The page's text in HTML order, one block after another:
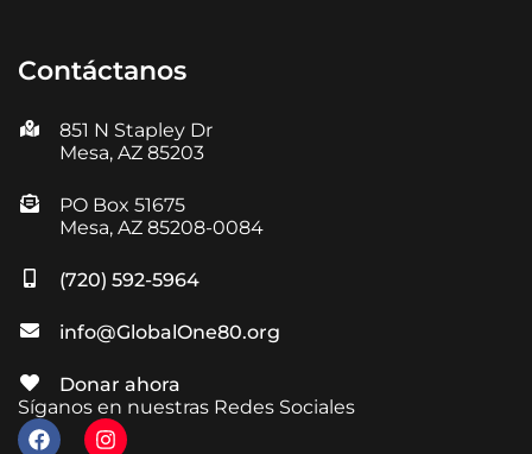
Contáctanos
851 N Stapley Dr
Mesa, AZ 85203
PO Box 51675
Mesa, AZ 85208-0084
(720) 592-5964
info@GlobalOne80.org
Donar ahora
Síganos en nuestras Redes Sociales